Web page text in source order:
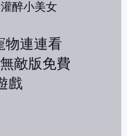
灌醉小美女